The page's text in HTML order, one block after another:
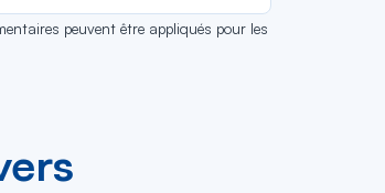
peuvent être appliqués pour les